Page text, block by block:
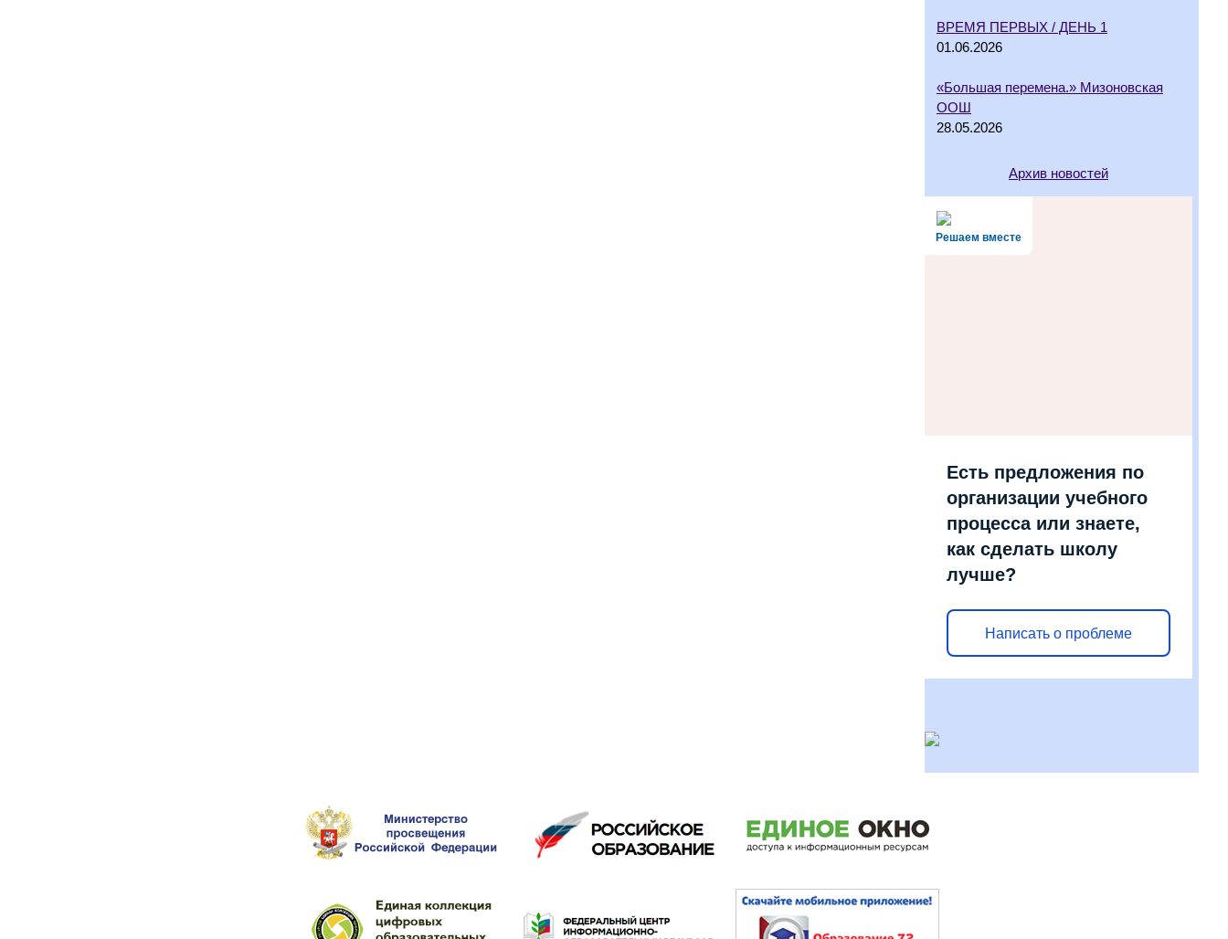
ВРЕМЯ ПЕРВЫХ / ДЕНЬ 1
01.06.2026
«Большая перемена.» Мизоновская
ООШ
28.05.2026
Архив новостей
Решаем вместе
Есть предложения по
организации учебного
процесса или знаете,
как сделать школу
лучше?
Написать о проблеме